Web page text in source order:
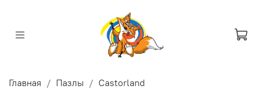
Главная Пазлы Castorland